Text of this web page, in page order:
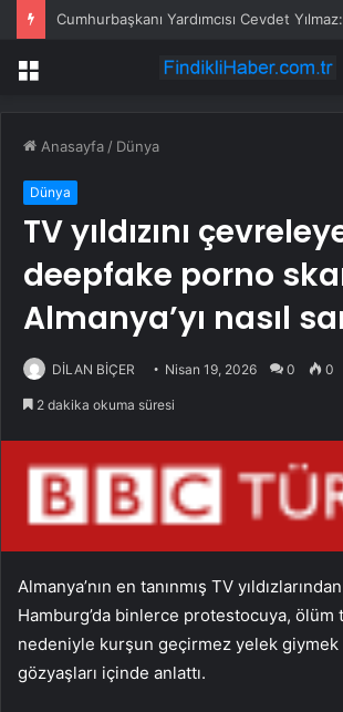
Menü
Anasayfa / Dünya
Dünya
TV yıldızını
deepfake porno
Almanya’yı nasıl
DİLAN BİÇER Nisan 19, 2026 0 0
2 dakika okuma süresi
Almanya’nın en tanınmış TV
Hamburg’da binlerce protestocuya, ölüm
nedeniyle kurşun geçirmez yelek giymek
gözyaşları içinde anlattı.